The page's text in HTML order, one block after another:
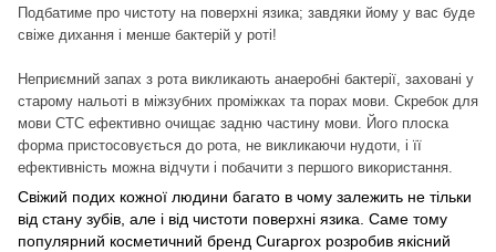
Подбатиме про чистоту на поверхні язика; завдяки йому у вас буде
свіже дихання і менше бактерій у роті!
Неприємний запах з рота викликають анаеробні бактерії, заховані у
старому нальоті в міжзубних проміжках та порах мови. Скребок для
мови CTC ефективно очищає задню частину мови. Його плоска
форма пристосовується до рота, не викликаючи нудоти, і її
ефективність можна відчути і побачити з першого використання.
Свіжий подих кожної людини багато в чому залежить не тільки
від стану зубів, але і від чистоти поверхні язика. Саме тому
популярний косметичний бренд Curaprox розробив якісний